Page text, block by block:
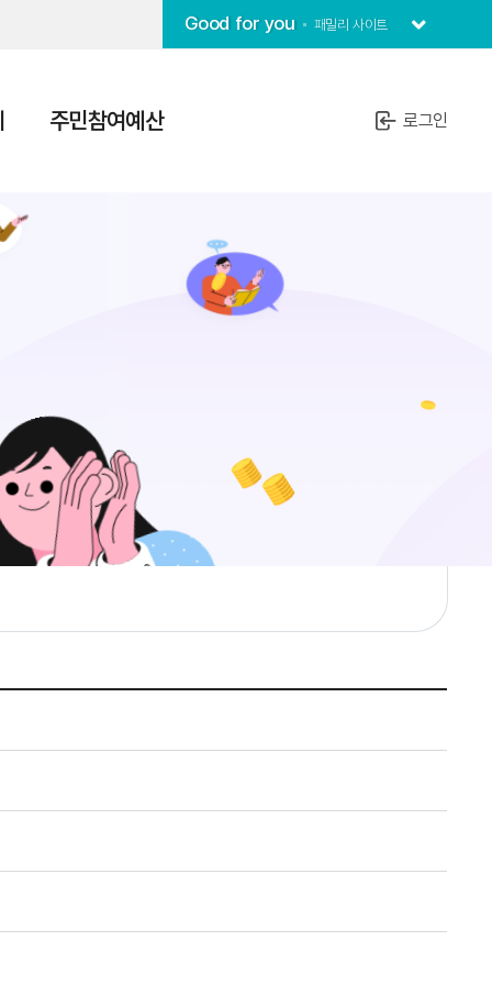
Good for you 패밀리 사이트
주민참여예산 로그인